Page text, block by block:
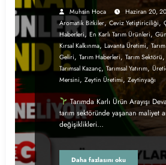
Muhsin Hoca Haziran 20,
Aromatik Bitkiler,Ceviz Yetiştiriciliği,
Haberleri, En Karlı Tarım Ürünleri,
Kırsal Kalkınma, Lavanta Üretimi,
Geliri, Tarım Haberleri, Tarım Sektörü,
Tarımsal Kazanç, Tarımsal Yatırım,
Mersini, Zeytin Üretimi, Zeytinyağı
Tarımda Karlı Ürün Arayışı
tarım sektöründe yaşanan maliyet
değişiklikleri…
Daha fazlasını oku